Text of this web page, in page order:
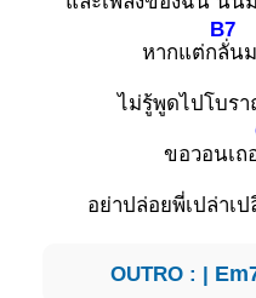
หากแต่ก
B7
ลั่น
ไม่รู้พูดไปโบร
ขอวอนเถ
อย่าปล่อยพี่เปล่าเป
OUTRO : |